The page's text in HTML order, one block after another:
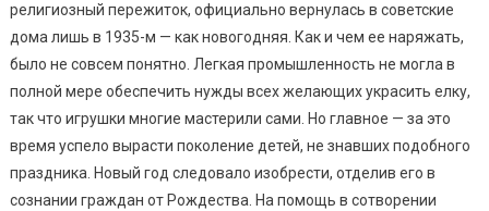
религиозный пережиток, официально вернулась в советские
дома лишь в 1935-м — как новогодняя. Как и чем ее наряжать,
было не совсем понятно. Легкая промышленность не могла в
полной мере обеспечить нужды всех желающих украсить елку,
так что игрушки многие мастерили сами. Но главное — за это
время успело вырасти поколение детей, не знавших подобного
праздника. Новый год следовало изобрести, отделив его в
сознании граждан от Рождества. На помощь в сотворении